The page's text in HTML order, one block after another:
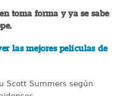
toma forma y ya se sabe
las mejores películas de
Scott Summers según